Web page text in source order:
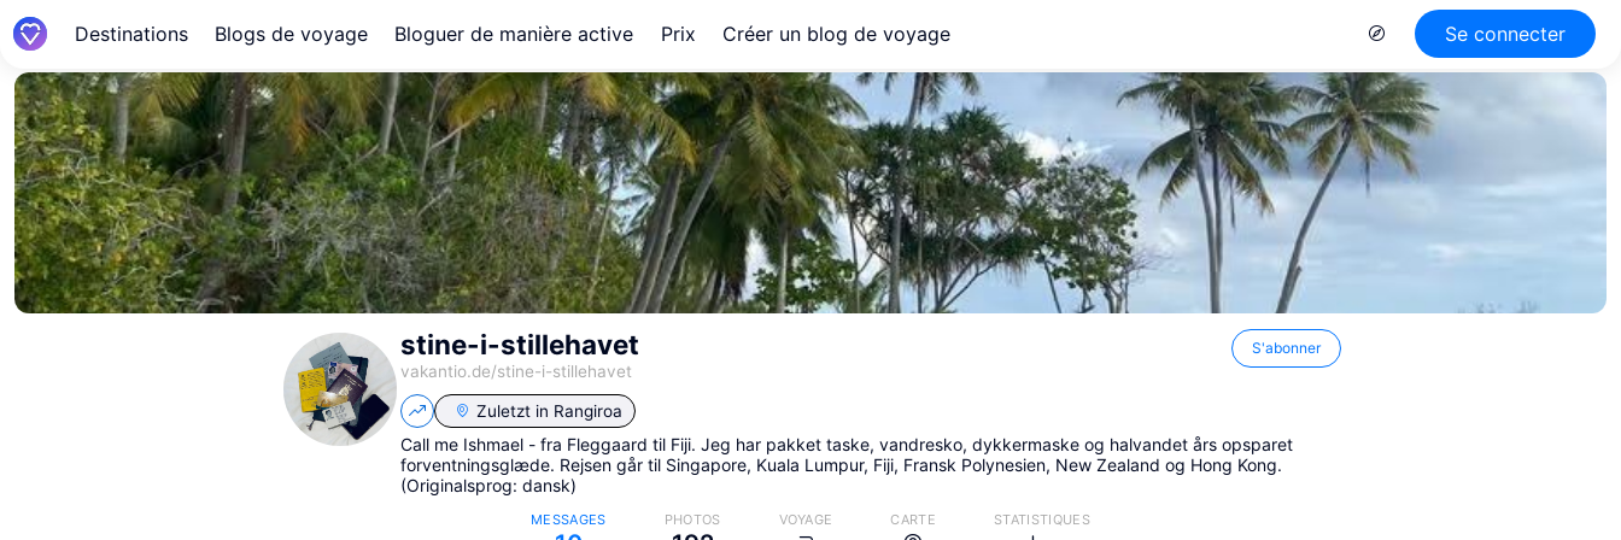
Destinations Blogs de voyage Bloguer de manière active Prix Créer un blog de voyage Se connecter
stine-i-stillehavet
vakantio.de/stine-i-stillehavet
S'abonner
Zuletzt in Rangiroa
Call me Ishmael - fra Fleggaard til Fiji. Jeg har pakket taske, vandresko, dykkermaske og halvandet års opsparet
forventningsglæde. Rejsen går til Singapore, Kuala Lumpur, Fiji, Fransk Polynesien, New Zealand og Hong Kong.
(Originalsprog: dansk)
MESSAGES PHOTOS VOYAGE CARTE STATISTIQUES